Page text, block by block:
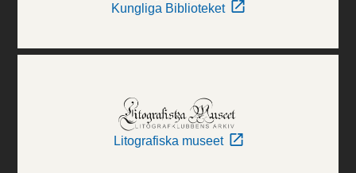
Kungliga Biblioteket
Litografiska museet